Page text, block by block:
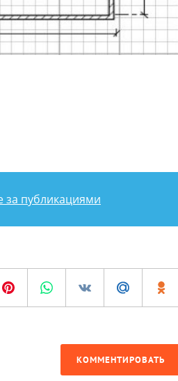
за публикациями
КОММЕНТИРОВАТЬ